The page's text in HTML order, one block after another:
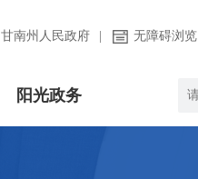
甘南州人民政府 无障碍浏览
阳光政务